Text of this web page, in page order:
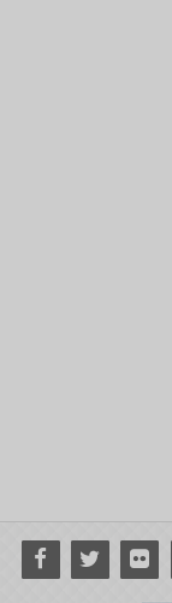
Facebook
Twitter Flickr